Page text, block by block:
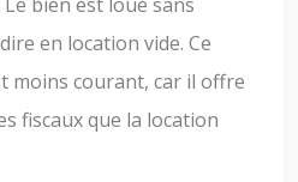
en location vide. Ce
moins courant, car il offre
fiscaux que la location